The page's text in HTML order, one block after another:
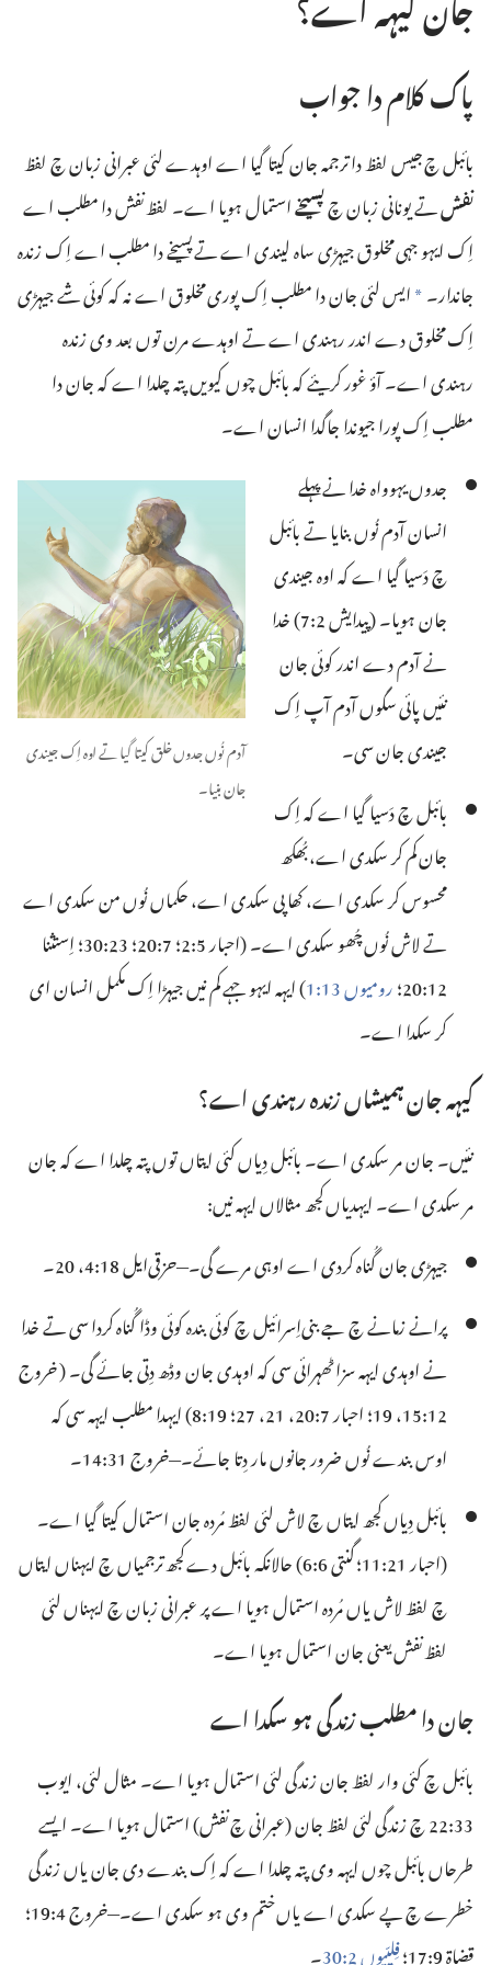
پاک کلام دا جواب
بائبل چ جیس لفظ دا ترجمہ جان کیتا گیا اے اوہدے لئی عبرانی زبان چ لفظ
نفشتے یونانی زبان چپسیخےاستمال ہویا اے۔ لفظ نفش دا مطلب اے
اِک ایہو جہی مخلوق جیہڑی ساہ لیندی اے تے پسیخے دا مطلب اے اِک زندہ
جاندار۔ a ایس لئی جان دا مطلب اِک پوری مخلوق اے نہ کہ کوئی شے جیہڑی
اِک مخلوق دے اندر رہندی اے تے اوہدے مرن توں بعد وی زندہ
رہندی اے۔ آؤ غور کریئے کہ بائبل چوں کیویں پتہ چلدا اے کہ جان دا
مطلب اِک پورا جیوندا جاگدا انسان اے۔
آدم نُوں جدوں خلق کیتا گیا تے اوہ اِک جیندی
جان بنیا۔
جدوں یہوواہ خدا نے پہلے
انسان آدم نُوں بنایا تے بائبل
چ دَسیا گیا اے کہ اوہ جیندی
جان ہویا۔ (‏پیدایش 2:‏7
)‏ خدا
نے آدم دے اندر کوئی جان
نئیں پائی سگوں آدم آپ اِک
جیندی جان سی۔
بائبل چ دَسیا گیا اے کہ اِک
جان کم کر سکدی اے، بُھکھ
محسوس کر سکدی اے، کھا پی سکدی اے، حکماں نُوں من سکدی اے
تے لاش نُوں چُھو سکدی اے۔ (‎احبار 5:‏2؛
اِستثنا
12:‏20؛
رومیوں 13:‏1
‎) ایہہ ایہو جہے کم نیں جیہڑا اِک مکمل انسان ای
کر سکدا اے۔
کیہہ جان ہمیشاں زندہ رہندی اے؟
نئیں۔ جان مر سکدی اے۔ بائبل دِیاں کئی ایتاں توں پتہ چلدا اے کہ جان
مر سکدی اے۔ ایہدیاں کجھ مثالاں ایہہ نیں:‏
جیہڑی جان گُناہ کردی اے اوہی مرے گی۔—‏حزقی‌ایل 18:‏4،
۔
پرانے زمانے چ جے بنی‌اِسرائیل چ کوئی بندہ کوئی وڈا گُناہ کردا سی تے خدا
نے اوہدی ایہہ سزا ٹھہرائی سی کہ اوہدی جان وڈھ دِتی جائے گی۔ (‏خروج
12:‏15،
احبار 7:‏20، 21،
)‏ ایہدا مطلب ایہہ سی کہ
اوس بندے نُوں ضرور جانوں مار دِتا جائے۔—‏خروج 31:‏14
۔
بائبل دِیاں کجھ ایتاں چ لاش لئی لفظ مُردہ جان استمال کیتا گیا اے۔
(‏احبار 21:‏11؛ گنتی 6:‏6
)‏ حالانکہ بائبل دے کجھ ترجمیاں چ ایہناں ایتاں
چ لفظ لاش یاں مُردہ استمال ہویا اے پر عبرانی زبان چ ایہناں لئی
لفظ نفش یعنی جان استمال ہویا اے۔
جان دا مطلب زندگی ہو سکدا اے
بائبل چ کئی وار لفظ جان زندگی لئی استمال ہویا اے۔ مثال لئی،ایوب
33:‏22
چ زندگی لئی لفظ جان (‏عبرانی چ نفش)‏ استمال ہویا اے۔ ایسے
طرحاں بائبل چوں ایہہ وی پتہ چلدا اے کہ اِک بندے دی جان یاں زندگی
خطرے چ پے سکدی اے یاں ختم وی ہو سکدی اے۔—‏خروج 4:‏19؛
قضاۃ 9:‏17؛
فِلپّیوں 2:‏30 ۔